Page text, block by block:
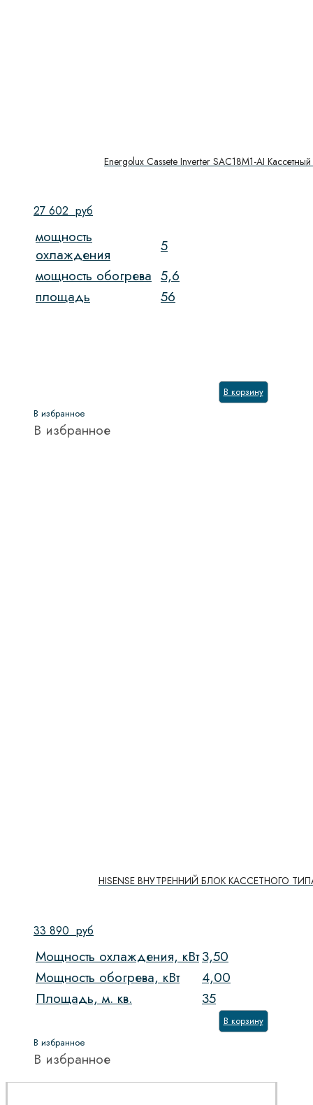
Energolux Cassete Inverter SAC18M1-AI
27 602 руб
мощность
охлаждения
5
мощность обогрева 5,6
площадь
56
В корзину
В избранное
В избранное
HISENSE ВНУТРЕННИЙ БЛОК КАССЕТНОГО
33 890 руб
Мощность охлаждения, кВт3,50
Мощность обогрева, кВт
4,00
Площадь, м. кв.
35
В корзину
В избранное
В избранное